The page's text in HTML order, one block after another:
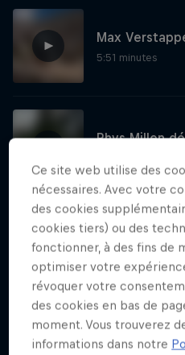
Max
5:51 minutes
Rhys Millen
Voir
J'en veux encore
Ce site web utilise des
nécessaires. Avec votre
des cookies
cookies tiers) ou des
fonctionner, à des fins de
optimiser votre
révoquer votre
des cookies en bas de
moment. Vous trouverez
informations dans notre